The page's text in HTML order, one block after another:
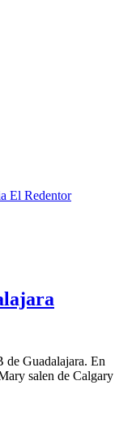
de Guadalajara. En
salen de Calgary